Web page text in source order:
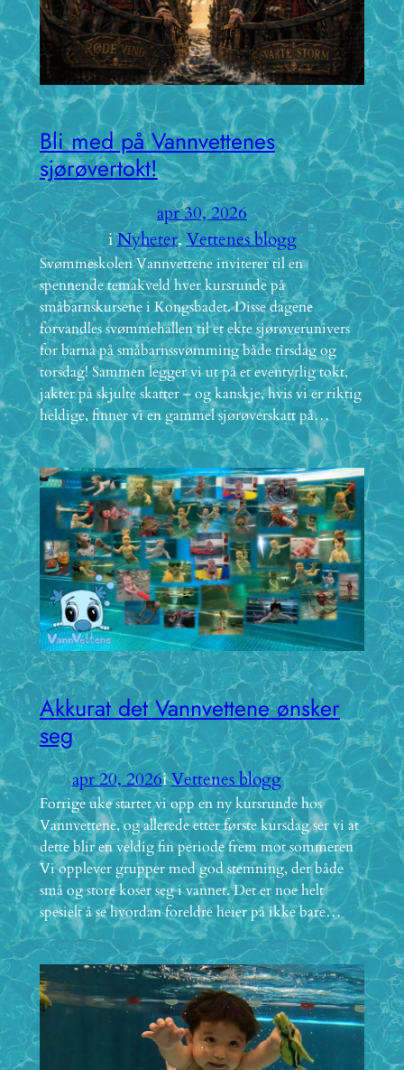
Bli med på Vannvettenes
sjørøvertokt!
apr 30, 2026
iNyheter, Vettenes blogg
Svømmeskolen Vannvettene inviterer til en
spennende temakveld hver kursrunde på
småbarnskursene i Kongsbadet. Disse dagene
forvandles svømmehallen til et ekte sjørøverunivers
for barna på småbarnssvømming både tirsdag og
torsdag! Sammen legger vi ut på et eventyrlig tokt,
jakter på skjulte skatter – og kanskje, hvis vi er riktig
heldige, finner vi en gammel sjørøverskatt på…
Akkurat det Vannvettene ønsker
seg
apr 20, 2026iVettenes blogg
Forrige uke startet vi opp en ny kursrunde hos
Vannvettene, og allerede etter første kursdag ser vi at
dette blir en veldig fin periode frem mot sommeren
Vi opplever grupper med god stemning, der både
små og store koser seg i vannet. Det er noe helt
spesielt å se hvordan foreldre heier på ikke bare…